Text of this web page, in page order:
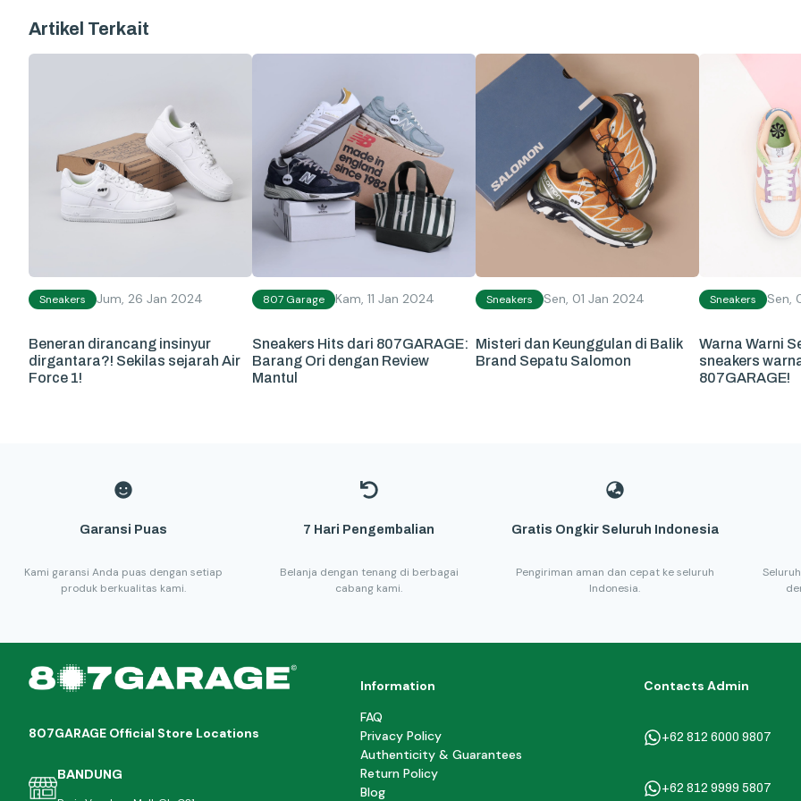
Artikel Terkait
Sneakers Jum, 26 Jan 2024
Beneran dirancang insinyur
dirgantara?! Sekilas sejarah Air
Force 1!
807 Garage Kam, 11 Jan 2024
Sneakers Hits dari 807GARAGE:
Barang Ori dengan Review
Mantul
Sneakers Sen, 01 Jan 2024
Misteri dan Keunggulan di Balik
Brand Sepatu Salomon
Sneakers Sen,
Warna Warni
sneakers
807GARAGE!
Garansi Puas
Kami garansi Anda puas dengan setiap
produk berkualitas kami.
7 Hari Pengembalian
Belanja dengan tenang di berbagai
cabang kami.
Gratis Ongkir Seluruh Indonesia
Pengiriman aman dan cepat ke seluruh
Indonesia.
807GARAGE Official Store Locations
BANDUNG
Information
FAQ
Privacy Policy
Authenticity & Guarantees
Return Policy
Blog
Contacts Admin
+62 812 6000 9807
+62 812 9999 5807